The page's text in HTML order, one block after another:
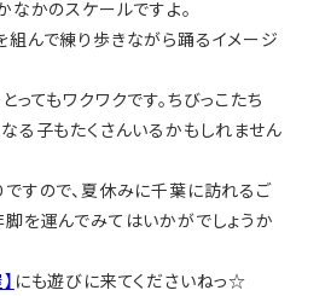
なかのスケールですよ。
組んで練り歩きながら踊るイメージ
ってもワクワクです。ちびっこたち
る子もたくさんいるかもしれません
すので、夏休みに千葉に訪れるご
を運んでみてはいかがでしょうか
にも遊びに来てくださいねっ☆